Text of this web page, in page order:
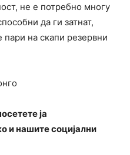
не е потребно многу
да ги затнат,
пари на скапи резервни
ја
и нашите социјални